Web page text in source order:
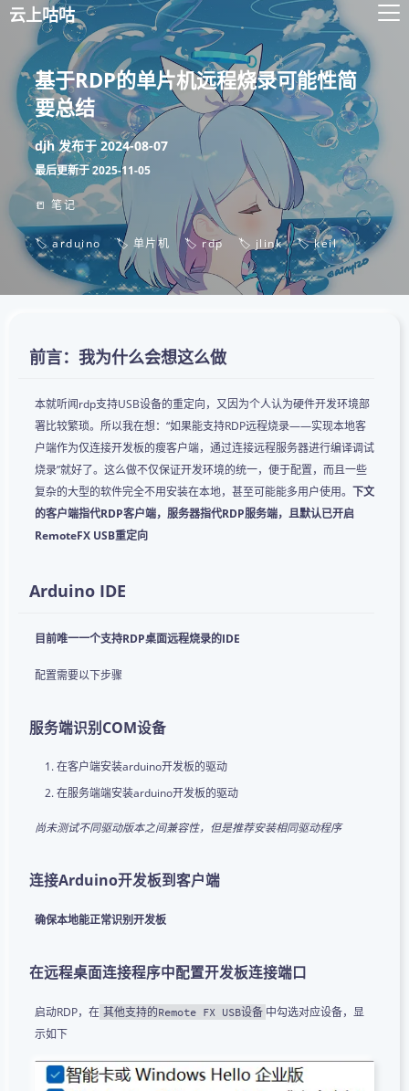
云上咕咕
基于RDP的单片机远程烧录可能性简
要总结
djh 发布于 2024-08-07
最后更新于2025-11-05
📒 笔记
🏷️ arduino 🏷️ 单片机 🏷️ rdp 🏷️ jlink 🏷️ keil
前言：我为什么会想这么做
本就听闻rdp支持USB设备的重定向，又因为个人认为硬件开发环境部
署比较繁琐。所以我在想：“如果能支持RDP远程烧录——实现本地客
户端作为仅连接开发板的瘦客户端，通过连接远程服务器进行编译调试
烧录”就好了。这么做不仅保证开发环境的统一，便于配置，而且一些
复杂的大型的软件完全不用安装在本地，甚至可能能多用户使用。 下文
的客户端指代RDP客户端，服务器指代RDP服务端，且默认已开启
RemoteFX USB重定向
Arduino IDE
目前唯一一个支持RDP桌面远程烧录的IDE
配置需要以下步骤
服务端识别COM设备
在客户端安装arduino开发板的驱动
在服务端端安装arduino开发板的驱动
尚未测试不同驱动版本之间兼容性，但是推荐安装相同驱动程序
连接Arduino开发板到客户端
确保本地能正常识别开发板
在远程桌面连接程序中配置开发板连接端口
启动RDP，在 其他支持的Remote FX USB设备 中勾选对应设备，显
示如下